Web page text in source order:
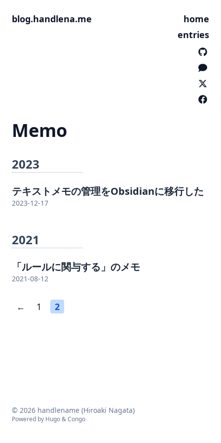
blog.handlena.me
home
entries
Memo
2023
テキストメモの管理をObsidianに移行した
2023-12-17
2021
「ルールに関与する」のメモ
2021-08-12
← 1 2
© 2026 handlename (Hiroaki Nagata)
Powered by Hugo&Congo